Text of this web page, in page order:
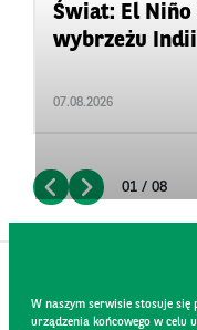
Świat: El Niño
wybrzeżu Indii
07.08.2026
01 / 08
W naszym serwisie stosuje się
urządzenia końcowego w celu